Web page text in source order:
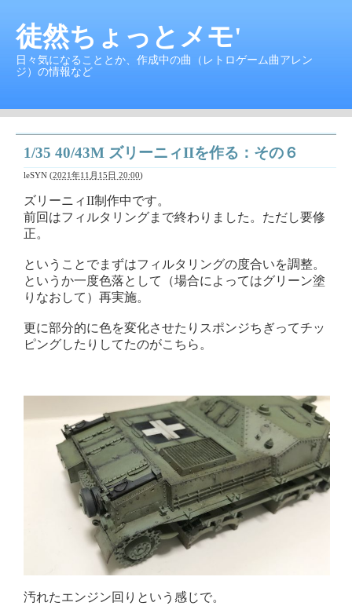
徒然ちょっとメモ'
日々気になることとか、作成中の曲（レトロゲーム曲アレン
ジ）の情報など
1/35 40/43M ズリーニィIIを作る：その６
leSYN (2021年11月15日 20:00)
ズリーニィII制作中です。
前回はフィルタリングまで終わりました。ただし要修
正。
ということでまずはフィルタリングの度合いを調整。
というか一度色落として（場合によってはグリーン塗
りなおして）再実施。
更に部分的に色を変化させたりスポンジちぎってチッ
ピングしたりしてたのがこちら。
汚れたエンジン回りという感じで。